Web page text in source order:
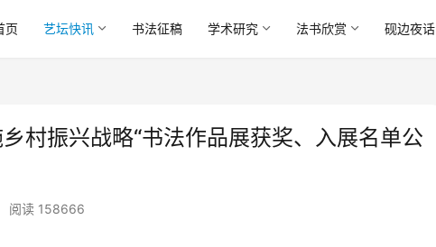
页 艺坛快讯 书法征稿 学术研究 法书欣赏 砚边夜话
村振兴战略“书法作品展获奖、入展名单公
阅读 158666